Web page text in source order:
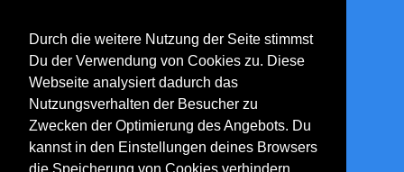
Durch die weitere Nutzung der Seite stimmst
Du der Verwendung von Cookies zu. Diese
Webseite analysiert dadurch das
Nutzungsverhalten der Besucher zu
Zwecken der Optimierung des Angebots. Du
kannst in den Einstellungen deines Browsers
die Speicherung von Cookies verhindern.